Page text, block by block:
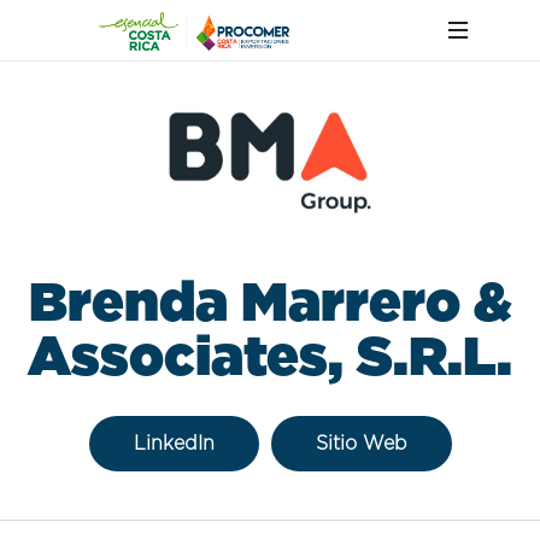
Brenda Marrero &
Associates, S.R.L.
LinkedIn Sitio Web